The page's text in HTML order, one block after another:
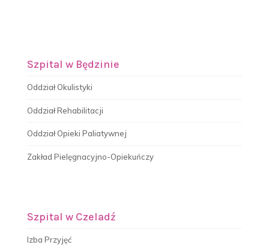
Szpital w Będzinie
Oddział Okulistyki
Oddział Rehabilitacji
Oddział Opieki Paliatywnej
Zakład Pielęgnacyjno-Opiekuńczy
Szpital w Czeladź
Izba Przyjęć